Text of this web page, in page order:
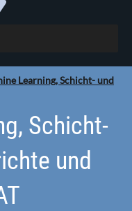
Learning, Schicht- und
Schicht-
und